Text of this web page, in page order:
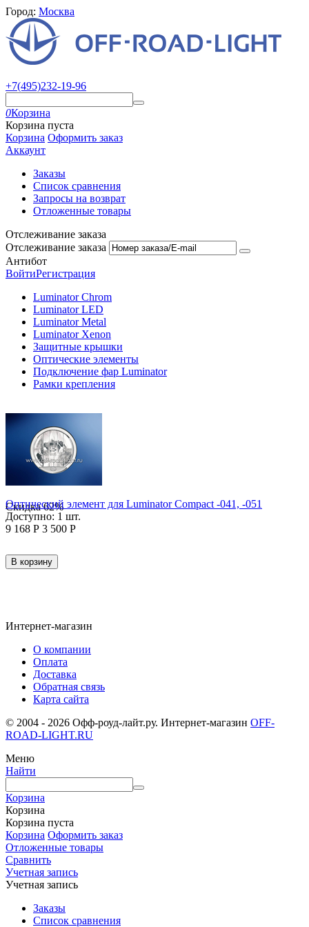
Город: Москва
+7(495)232-19-96
0Корзина
Корзина пуста
Корзина Оформить заказ
Аккаунт
Заказы
Список сравнения
Запросы на возврат
Отложенные товары
Отслеживание заказа
Отслеживание заказа
Антибот
ВойтиРегистрация
Luminator Chrom
Luminator LED
Luminator Metal
Luminator Xenon
Защитные крышки
Оптические элементы
Подключение фар Luminator
Рамки крепления
Скидка62%
Оптический элемент для Luminator Compact -041, -051
Доступно: 1 шт.
9 168 Р 3 500 Р
В корзину
Интернет-магазин
О компании
Оплата
Доставка
Обратная связь
Карта сайта
© 2004 - 2026 Офф-роуд-лайт.ру. Интернет-магазин OFF-
ROAD-LIGHT.RU
Меню
Найти
Корзина
Корзина
Корзина пуста
Корзина Оформить заказ
Отложенные товары
Сравнить
Учетная запись
Учетная запись
Заказы
Список сравнения